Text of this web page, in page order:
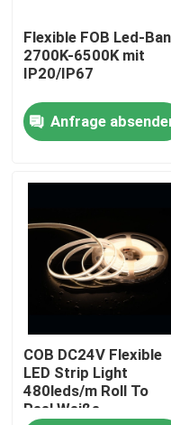
Produkte
Videos
LED Streifen - Hoher
LED Streifen - COB
LED Streifen - RGB
LED Streifen -
LED Streifen - CCT
Flexible FOB Led-
2700K-6500K mit
IP20/IP67
Anfrage
COB DC24V Flexible
LED Strip Light
480leds/m Roll To
Reel Weiße